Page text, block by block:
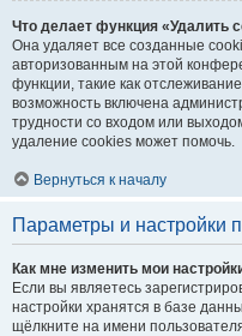
Что делает функция «Удалить
Она удаляет все созданные
авторизованным на этой
функции, такие как
возможность включена
трудности со входом или
удаление cookies может помочь.
Вернуться к началу
Параметры и настройки
Как мне изменить мои
Если вы являетесь
настройки хранятся в базе
щёлкните на имени